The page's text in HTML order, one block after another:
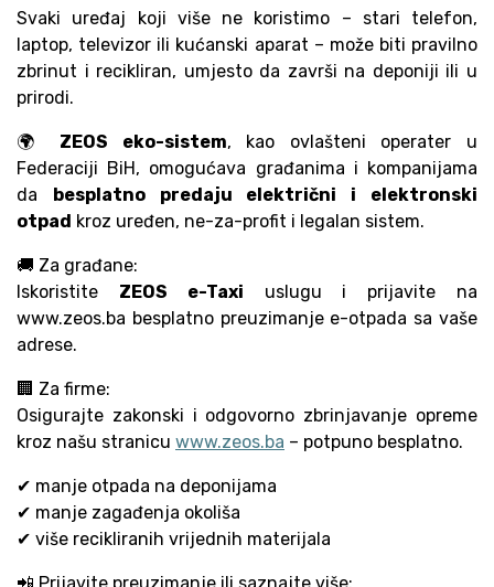
Svaki uređaj koji više ne koristimo – stari telefon,
laptop, televizor ili kućanski aparat – može biti pravilno
zbrinut i recikliran, umjesto da završi na deponiji ili u
prirodi.
🌍 ZEOS eko-sistem, kao ovlašteni operater u
Federaciji BiH, omogućava građanima i kompanijama
da besplatno predaju električni i elektronski
otpad kroz uređen, ne-za-profit i legalan sistem.
🚚 Za građane:
Iskoristite ZEOS e-Taxi uslugu i prijavite na
www.zeos.ba besplatno preuzimanje e-otpada sa vaše
adrese.
🏢 Za firme:
Osigurajte zakonski i odgovorno zbrinjavanje opreme
kroz našu stranicu www.zeos.ba – potpuno besplatno.
✔ manje otpada na deponijama
✔ manje zagađenja okoliša
✔ više recikliranih vrijednih materijala